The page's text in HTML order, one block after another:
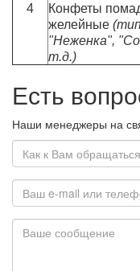
4
Конфеты
желейные
"Неженка",
т.д.)
Есть
Наши менеджеры на